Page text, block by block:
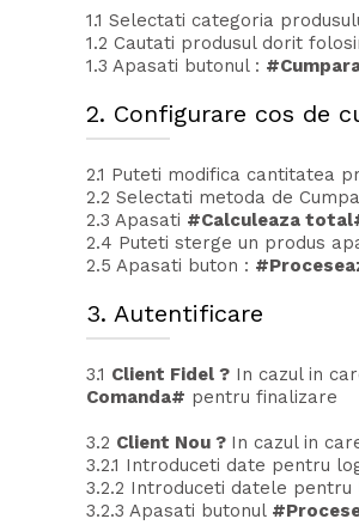
1.1 Selectati categoria
1.2 Cautati produsul dorit
1.3 Apasati butonul :
2. Configurare cos de
2.1 Puteti modifica cantitatea
2.2 Selectati metoda de
2.3 Apasati #Calculeaza
2.4 Puteti sterge un produs
2.5 Apasati buton :
3. Autentificare
3.1 Client Fidel ? In cazul in
Comanda# pentru finalizare
3.2 Client Nou ? In cazul in
3.2.1 Introduceti date pentru
3.2.2 Introduceti datele
3.2.3 Apasati butonul